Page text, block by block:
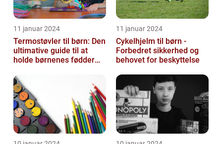
11 januar 2024
Termostøvler til børn: Den
ultimative guide til at
holde børnenes fødder
11 januar 2024
Cykelhjelm til børn -
Forbedret sikkerhed og
behovet for beskyttelse